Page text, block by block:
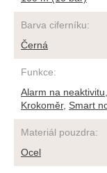
Barva ciferníku:
Černá
Funkce:
Alarm na neaktivitu
Krokoměr, Smart
Materiál pouzdra:
Ocel